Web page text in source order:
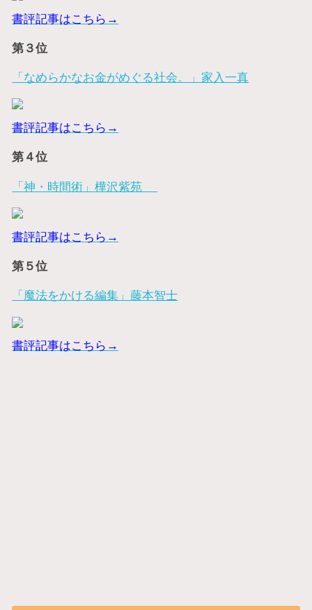
書評記事はこちら→
第３位
「なめらかなお金がめぐる社会。」家入一真
書評記事はこちら→
第４位
「神・時間術」樺沢紫苑
書評記事はこちら→
第５位
「魔法をかける編集」藤本智士
書評記事はこちら→